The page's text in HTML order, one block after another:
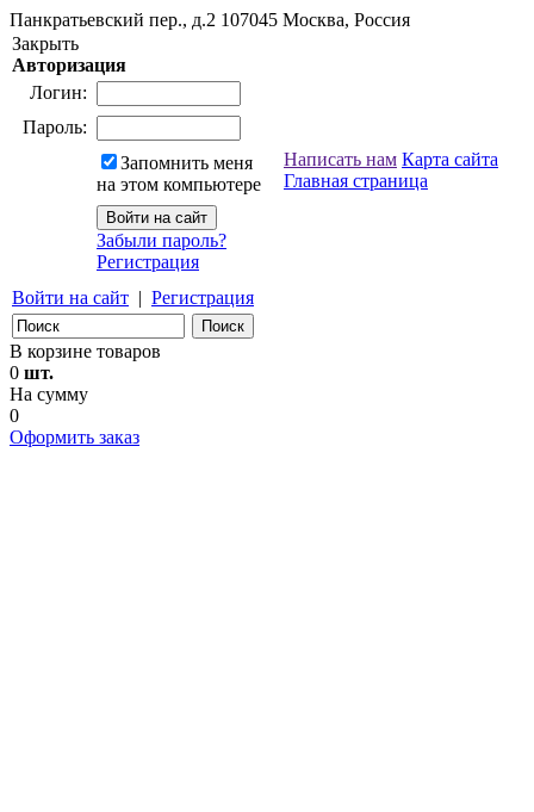
Панкратьевский пер., д.2 107045 Москва, Россия
Закрыть
Авторизация
Логин:
Пароль:
Запомнить меня
на этом компьютере
Забыли пароль?
Регистрация
Войти на сайт | Регистрация
Написать нам Карта сайта
Главная страница
В корзине товаров
0 шт.
На сумму
0
Оформить заказ